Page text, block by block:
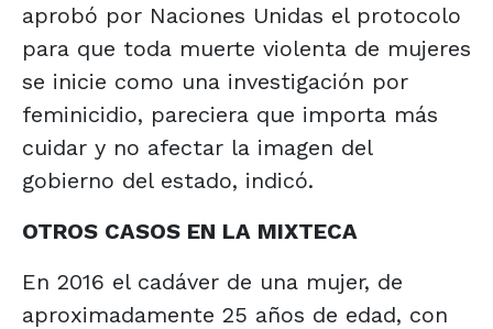
aprobó por Naciones Unidas el protocolo
para que toda muerte violenta de mujeres
se inicie como una investigación por
feminicidio, pareciera que importa más
cuidar y no afectar la imagen del
gobierno del estado, indicó.
OTROS CASOS EN LA MIXTECA
En 2016 el cadáver de una mujer, de
aproximadamente 25 años de edad, con